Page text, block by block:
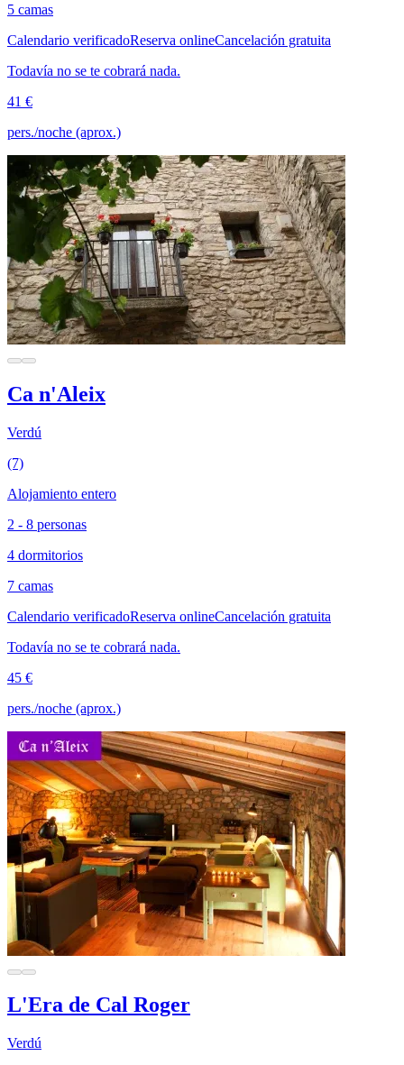
5 camas
Calendario verificadoReserva onlineCancelación gratuita
Todavía no se te cobrará nada.
41 €
pers./noche (aprox.)
Ca n'Aleix
Verdú
(7)
Alojamiento entero
2 - 8 personas
4 dormitorios
7 camas
Calendario verificadoReserva onlineCancelación gratuita
Todavía no se te cobrará nada.
45 €
pers./noche (aprox.)
L'Era de Cal Roger
Verdú